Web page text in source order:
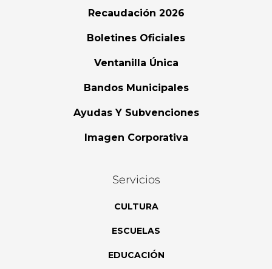
Recaudación 2026
Boletines Oficiales
Ventanilla Única
Bandos Municipales
Ayudas Y Subvenciones
Imagen Corporativa
Servicios
CULTURA
ESCUELAS
EDUCACIÓN